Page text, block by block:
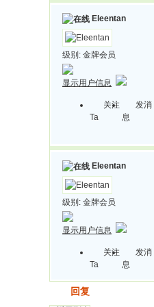
Eleentan
级别: 金牌会员
显示用户信息
关注
Ta
发消
息
Eleentan
级别: 金牌会员
显示用户信息
关注
Ta
发消
息
回复